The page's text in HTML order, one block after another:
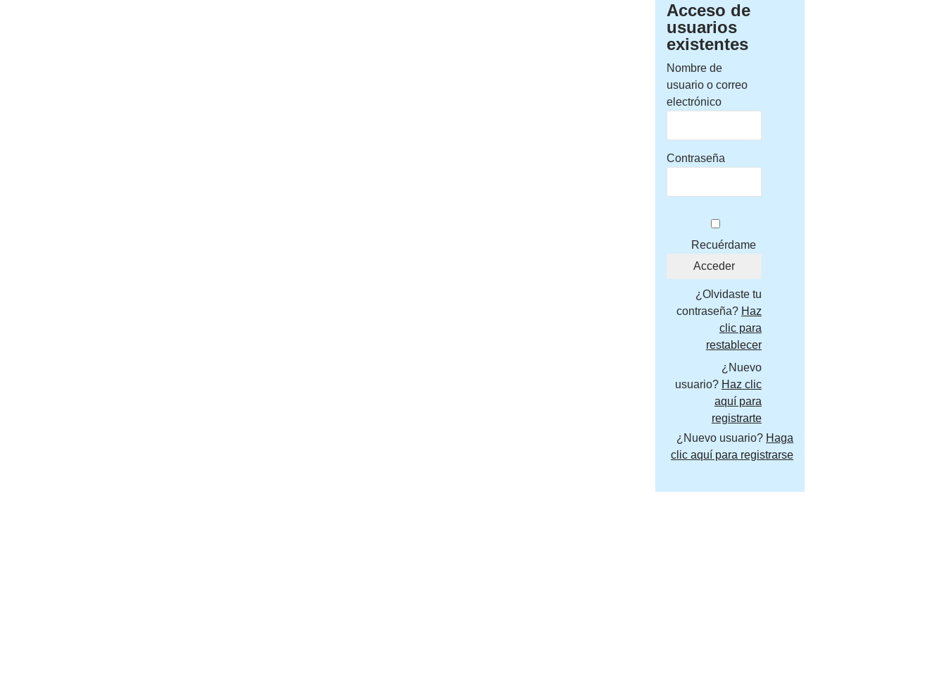
Acceso de
usuarios
existentes
Nombre de
usuario o correo
electrónico
Contraseña
Recuérdame
¿Olvidaste tu
contraseña? Haz
clic para
restablecer
¿Nuevo
usuario? Haz clic
aquí para
registrarte
¿Nuevo usuario? Haga
clic aquí para registrarse